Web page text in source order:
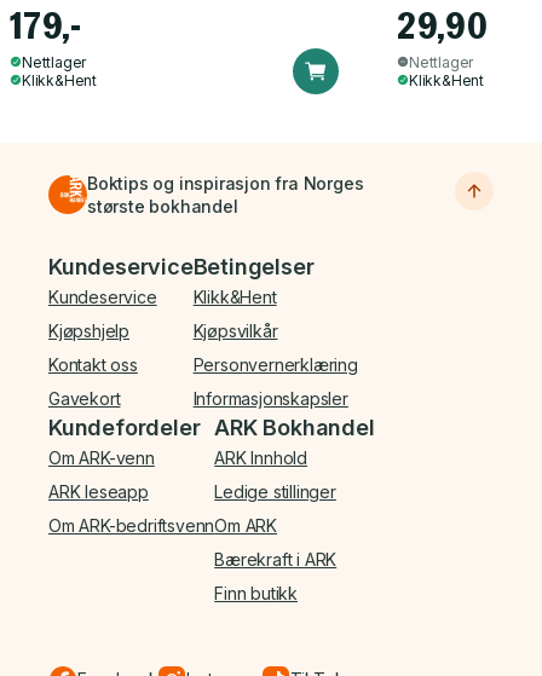
179,-
Nettlager
Klikk&Hent
29,90
Nettlager
Klikk&Hent
Boktips og inspirasjon fra Norges
største bokhandel
Bunnmeny
Kundeservice
Kundeservice
Kjøpshjelp
Kontakt oss
Gavekort
Betingelser
Klikk&Hent
Kjøpsvilkår
Personvernerklæring
Informasjonskapsler
Kundefordeler
Om ARK-venn
ARK leseapp
Om ARK-bedriftsvenn
ARK Bokhandel
ARK Innhold
Ledige stillinger
Om ARK
Bærekraft i ARK
Finn butikk